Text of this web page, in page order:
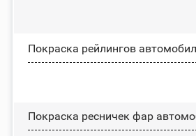
Покраска рейлингов
Покраска ресничек фар